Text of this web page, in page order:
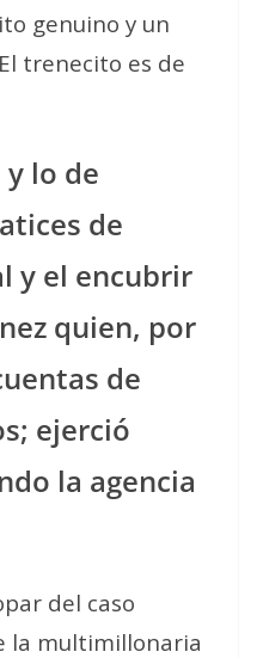
genuino y un
trenecito es de
y lo de
de
y el encubrir
quien, por
de
ejerció
la agencia
del caso
la multimillonaria